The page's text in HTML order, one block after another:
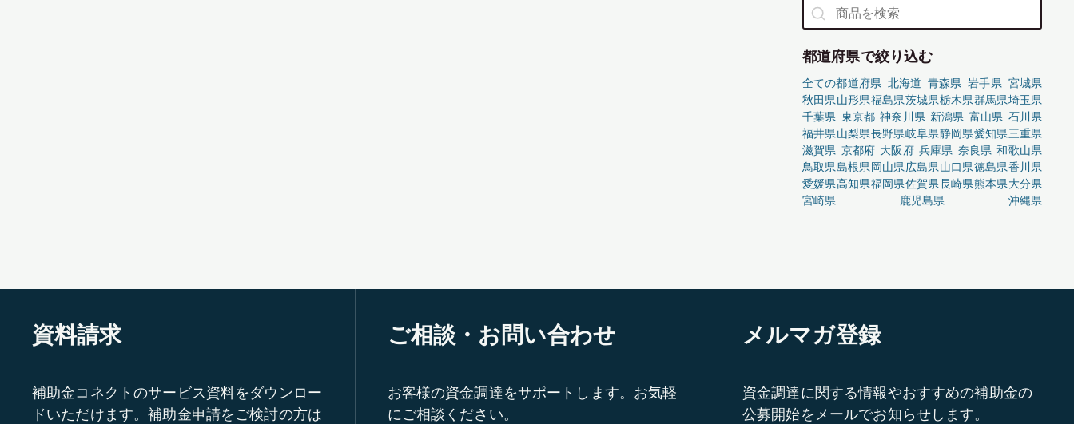
都道府県で絞り込む
全ての都道府県 北海道 青森県 岩手県 宮城県
秋田県山形県福島県茨城県栃木県群馬県埼玉県
千葉県 東京都 神奈川県 新潟県 富山県 石川県
福井県山梨県長野県岐阜県静岡県愛知県三重県
滋賀県 京都府 大阪府 兵庫県 奈良県 和歌山県
鳥取県島根県岡山県広島県山口県徳島県香川県
愛媛県高知県福岡県佐賀県長崎県熊本県大分県
宮崎県
鹿児島県 沖縄県
資料請求
補助金コネクトのサービス資料をダウンロー
ドいただけます。補助金申請をご検討の方は
ご相談・お問い合わせ
お客様の資金調達をサポートします。お気軽
にご相談ください。
メルマガ登録
資金調達に関する情報やおすすめの補助金の
公募開始をメールでお知らせします。